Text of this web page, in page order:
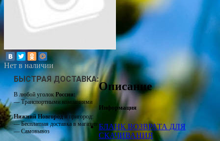
Нет в наличии
БЫСТРАЯ ДОСТАВКА:
В любой уголок России:
— Транспортными компаниями
Нижний Новгороди пригород:
— Бесплатная доставка в магазин
— Самовывоз
Описание
Информация
БЛАНК ВОЗВРАТА ДЛЯ
СКАЧИВАНИЯ